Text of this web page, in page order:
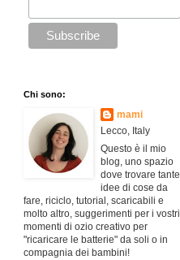
Chi sono:
mami
Lecco, Italy
Questo è il mio
blog, uno spazio
dove trovare tante
idee di cose da
fare, riciclo, tutorial, scaricabili e
molto altro, suggerimenti per i vostri
momenti di ozio creativo per
"ricaricare le batterie" da soli o in
compagnia dei bambini!